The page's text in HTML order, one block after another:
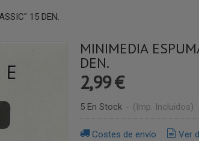
15 DEN.
MINIMEDIA
DEN.
2,99 €
5 En Stock - (Imp. Incluidos)
Costes de envío Ver